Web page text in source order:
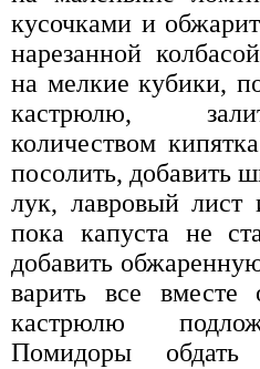
кусочками и
нарезанной
на мелкие кубики,
кастрюлю,
количеством
посолить, добавить
лук, лавровый
пока капуста не
добавить
варить все
кастрюлю
Помидоры обдать